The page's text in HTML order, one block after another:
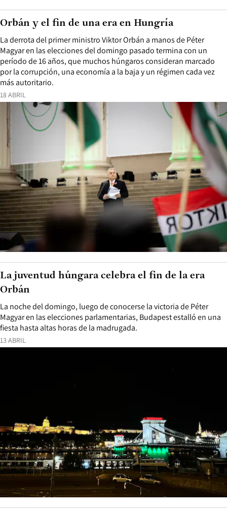
18 ABRIL
La derrota del primer ministro Viktor Orbán a manos de Péter
Magyar en las elecciones del domingo pasado termina con un
período de 16 años, que muchos húngaros consideran marcado
por la corrupción, una economía a la baja y un régimen cada vez
más autoritario.
Orbán y el fin de una era en Hungría
13 ABRIL
La noche del domingo, luego de conocerse la victoria de Péter
Magyar en las elecciones parlamentarias, Budapest estalló en una
fiesta hasta altas horas de la madrugada.
La juventud húngara celebra el fin de la era
Orbán